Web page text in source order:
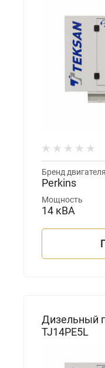
Бренд двигателя
Perkins
Мощность
14 кВА
Дизельный
TJ14PE5L